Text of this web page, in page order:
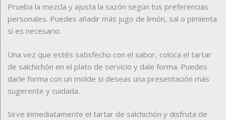
Prueba la mezcla y ajusta la sazón según tus preferencias
personales. Puedes añadir más jugo de limón, sal o pimienta
si es necesario.
Una vez que estés satisfecho con el sabor, coloca el tartar
de salchichón en el plato de servicio y dale forma. Puedes
darle forma con un molde si deseas una presentación más
sugerente y cuidada.
Sirve inmediatamente el tartar de salchichón y disfruta de